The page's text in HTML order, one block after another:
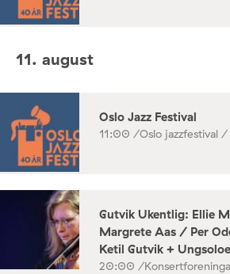
11. august
Oslo Jazz Festival
11:00 /Oslo jazzfestival /
Gutvik Ukentlig: Ellie
Margrete Aas / Per
Ketil Gutvik +
20:00 /